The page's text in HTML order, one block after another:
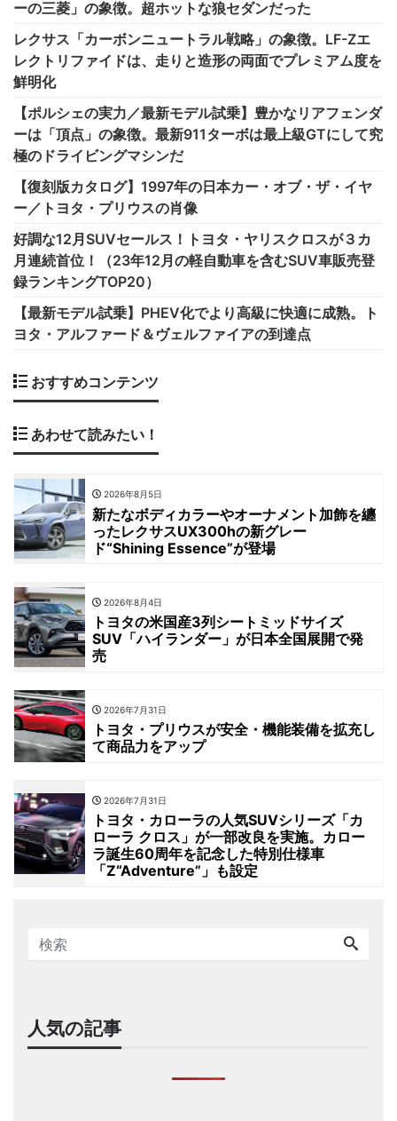
ーの三菱」の象徴。超ホットな狼セダンだった
レクサス「カーボンニュートラル戦略」の象徴。LF-Zエ
レクトリファイドは、走りと造形の両面でプレミアム度を
鮮明化
【ポルシェの実力／最新モデル試乗】豊かなリアフェンダ
ーは「頂点」の象徴。最新911ターボは最上級GTにして究
極のドライビングマシンだ
【復刻版カタログ】1997年の日本カー・オブ・ザ・イヤ
ー／トヨタ・プリウスの肖像
好調な12月SUVセールス！トヨタ・ヤリスクロスが３カ
月連続首位！（23年12月の軽自動車を含むSUV車販売登
録ランキングTOP20）
【最新モデル試乗】PHEV化でより高級に快適に成熟。ト
ヨタ・アルファード＆ヴェルファイアの到達点
おすすめコンテンツ
あわせて読みたい！
2026年8月5日
新たなボディカラーやオーナメント加飾を纏
ったレクサスUX300hの新グレー
ド“Shining Essence”が登場
2026年8月4日
トヨタの米国産3列シートミッドサイズ
SUV「ハイランダー」が日本全国展開で発
売
2026年7月31日
トヨタ・プリウスが安全・機能装備を拡充し
て商品力をアップ
2026年7月31日
トヨタ・カローラの人気SUVシリーズ「カ
ローラ クロス」が一部改良を実施。カロー
ラ誕生60周年を記念した特別仕様車
「Z“Adventure”」も設定
人気の記事